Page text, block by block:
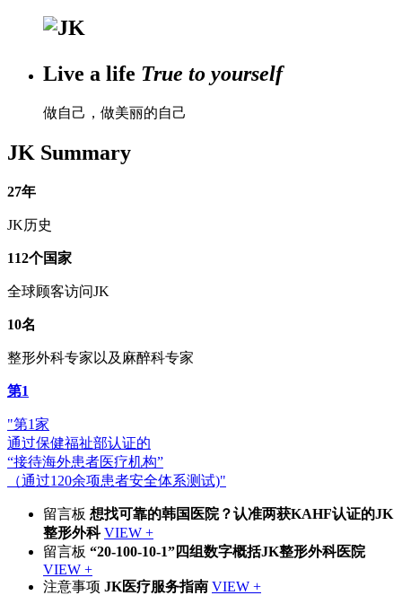
Live a life True to yourself
做自己，做美丽的自己
JK Summary
27年
JK历史
112个国家
全球顾客访问JK
10名
整形外科专家以及麻醉科专家
第1
"第1家
通过保健福祉部认证的
“接待海外患者医疗机构”
（通过120余项患者安全体系测试)"
留言板 想找可靠的韩国医院？认准两获KAHF认证的JK
整形外科 VIEW +
留言板 “20-100-10-1”四组数字概括JK整形外科医院
VIEW +
注意事项 JK医疗服务指南 VIEW +